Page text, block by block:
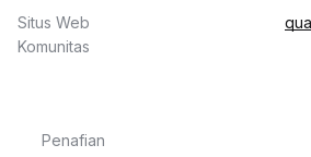
Situs Web
Komunitas
Penafian